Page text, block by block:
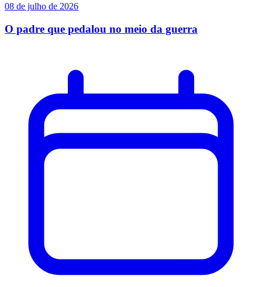
08 de julho de 2026
O padre que pedalou no meio da guerra